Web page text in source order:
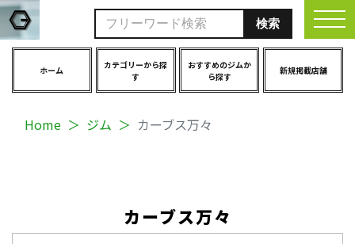
ホーム
カテゴリーから探
す
おすすめのジムか
ら探す
新規掲載店舗
Home ジム カーブス万々
カーブス万々